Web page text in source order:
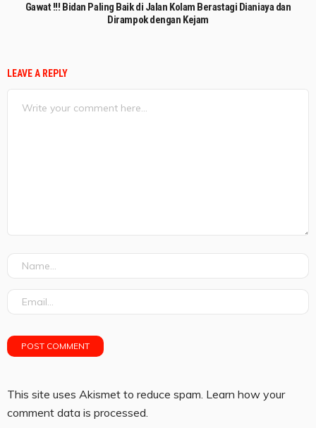
Gawat !!! Bidan Paling Baik di Jalan Kolam Berastagi Dianiaya dan
Dirampok dengan Kejam
LEAVE A REPLY
This site uses Akismet to reduce spam. Learn how your
comment data is processed.